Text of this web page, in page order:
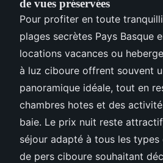
de vues préservées
Pour profiter en toute
plages secrètes Pays Basque
locations vacances ou
à luz ciboure offrent souvent
panoramique idéale, tout en
chambres hotes et des
baie. Le prix nuit reste
séjour adapté à tous les
de pers ciboure souhaitant